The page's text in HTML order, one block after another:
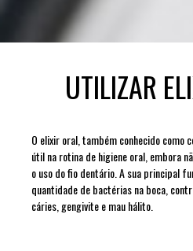
UTILIZAR
O elixir oral, também conhecido como
útil na rotina de higiene oral, embora
o uso do fio dentário. A sua principal
quantidade de bactérias na boca,
cáries, gengivite e mau hálito.